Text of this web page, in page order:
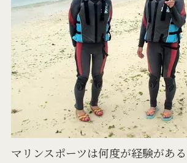
マリンスポーツは何度が経験があ